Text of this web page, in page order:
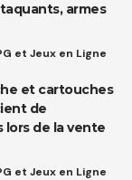
armes
et Jeux en Ligne
et cartouches
de
lors de la vente
et Jeux en Ligne